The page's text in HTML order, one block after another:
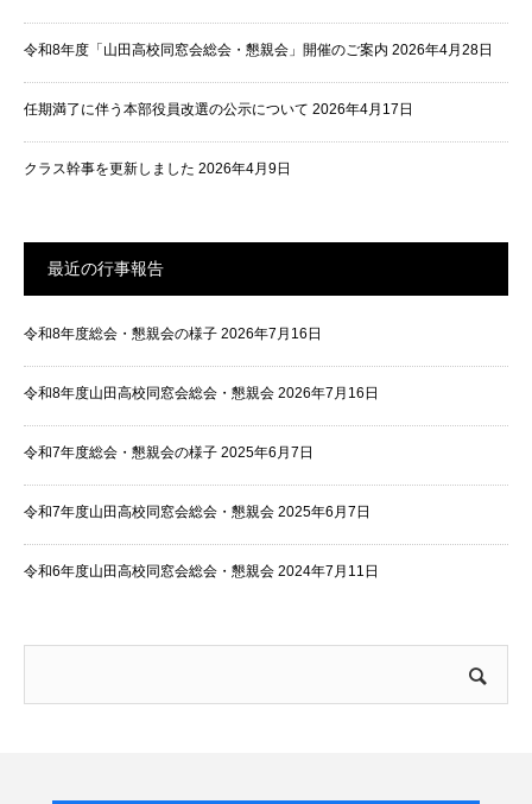
令和8年度「山田高校同窓会総会・懇親会」開催のご案内 2026年4月28日
任期満了に伴う本部役員改選の公示について 2026年4月17日
クラス幹事を更新しました 2026年4月9日
最近の行事報告
令和8年度総会・懇親会の様子 2026年7月16日
令和8年度山田高校同窓会総会・懇親会 2026年7月16日
令和7年度総会・懇親会の様子 2025年6月7日
令和7年度山田高校同窓会総会・懇親会 2025年6月7日
令和6年度山田高校同窓会総会・懇親会 2024年7月11日